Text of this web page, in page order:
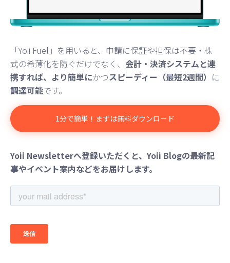
「Yoii Fuel」を用いると、申請に保証や担保は不要・株
式の希薄化を防ぐだけでなく、 会計・決済システムと連
携すれば、より簡単にかつスピーディー（最短2週間） に
調達可能です。
1分で簡単！まずは無料ダウンロード
Yoii Newsletterへ登録いただくと、Yoii Blogの最新記
事やイベント案内などをお届けします。